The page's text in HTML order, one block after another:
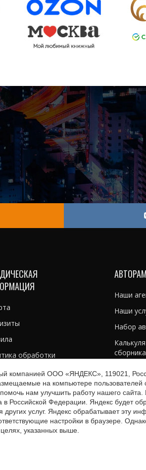
обработки
АВТОРАМ
Наши
Наши
Набор
компанией ООО «ЯНДЕКС», 119021,
на компьютере пользователей
нам улучшить работу нашего
Российской Федерации. Яндекс будет
услуг. Яндекс обрабатывает эту
настройки в браузере.
указанных выше.